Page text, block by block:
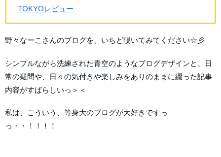
TOKYOレビュー
野々なーこさんのブログを、いちど覗いてみてください☆彡
シンプルながら洗練された青空のようなブログデザインと、日
常の疑問や、日々の気付きや楽しみをありのままに綴った記事
内容がすばらしいっ＞＜
私は、こういう、等身大のブログが大好きですっ
っ・・！！！！